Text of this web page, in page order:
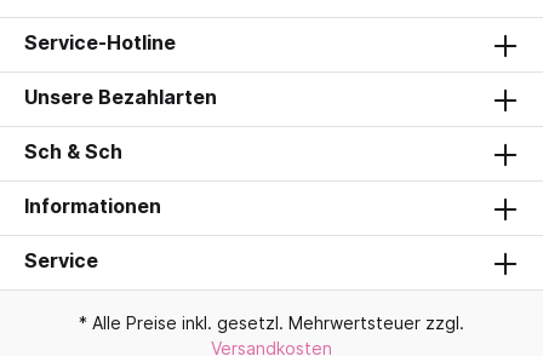
Service-Hotline
Unsere Bezahlarten
Sch & Sch
Informationen
Service
* Alle Preise inkl. gesetzl. Mehrwertsteuer zzgl.
Versandkosten